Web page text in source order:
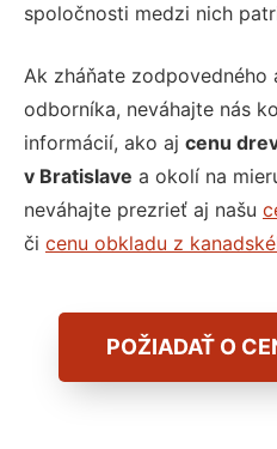
spoločnosti medzi nich
Ak zháňate zodpovedného
odborníka, neváhajte nás
informácií, ako aj cenu
v Bratislave a okolí na
neváhajte prezrieť aj našu
či cenu obkladu z
POŽIADAŤ O